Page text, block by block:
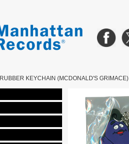
RUBBER KEYCHAIN (MCDONALD'S GRIMACE)